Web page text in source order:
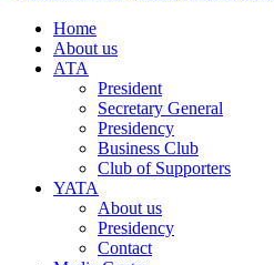
Home
About us
АТА
President
Secretary General
Presidency
Business Club
Club of Supporters
YATA
About us
Presidency
Contact